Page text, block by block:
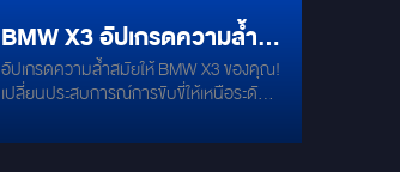
รองรับ Screen Mirror Link มีชิพ DSP เพิ่ม
คุณภาพเสียง รวมถึงเบสและทริปเปิล
คุณภาพเสียงดีมาก รองรับกล้องหลังเดิม
ของรถหรือติดตั้งกล้องหลังใหม่ตรงรุ่น เลี้ยว
BMW X3 อัปเกรดความล้ำ
สมัยด้วยจอ ANDROID ตรง
อัปเกรดความล้ำสมัยให้ BMW X3 ของคุณ!
เปลี่ยนประสบการณ์การขับขี่ให้เหนือระดับ
สำหรับ BMW X3 ที่รวมทุกความบันเทิงและ